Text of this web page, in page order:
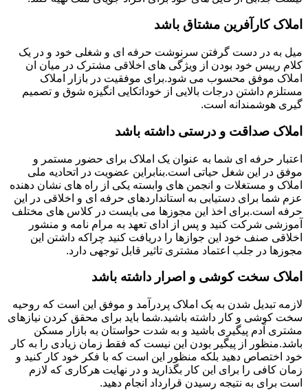
املاک کارآفرین مشتاق باشد
میل به در دست گرفتن سرنوشت حرفه ای و شغلی خود و در یک
کلام رییس خود بودن از ویژگی های اخلاقی مشترک در میان ان
املاک موفق محسوب می شود.برای موفقیت در بازار املاک
مستلزم داشتن درجات بالایی از خوداتکایی انگیزه شوق و تصمیم
گیری هوشمندانه است.
املاک صداقت و درستی داشته باشد
اعتبار حرفه ای شما به عنوان یک املاک برای حضور مستمر و
موفق در این شغل حیاتی است.بنابراین عضویت در اتحادیه ملی
املاک و مستغلات و انجمن های وابسته یکی از راه های نشان دهنده
عزم شما برای دستیابی به استانداردهای حرفه ای و اخلاقی در این
حرفه است.برای اخذ این مجوزها می بایست در کلاس های مختلف
آموزشی شرکت کنید و پس از ادای تعهد به مرام نامه و منشور
اخلاقی صنف خود این جوازها را دریافت کنید چراکه داشتن این
مجوزها در جلب اعتماد مشتری تاثیر قابل توجهی دارد.
املاک سخت کوشی و اصرار داشته باشد
لازمه تبدیل شدن به یک املاک پردرآمد و موفق این است که روحیه
سخت کوشی و کار داشته باشید.شما باید برای محقق کردن نیازهای
مشتری آدم پیگیری باشید و به شدت حواستان به بازار مسکن
باشد.منظور از پیگیر بودن این نیست که فقط زمان زیادی را به کار
خود اختصاص دهید بلکه منظور این است که با فکر خود کار کنید و
زمان کافی را برای این کار بگذارید و در نهایت هرکاری که لازم
است برای به نتیجه رسیدن قرارداد انجام دهید.